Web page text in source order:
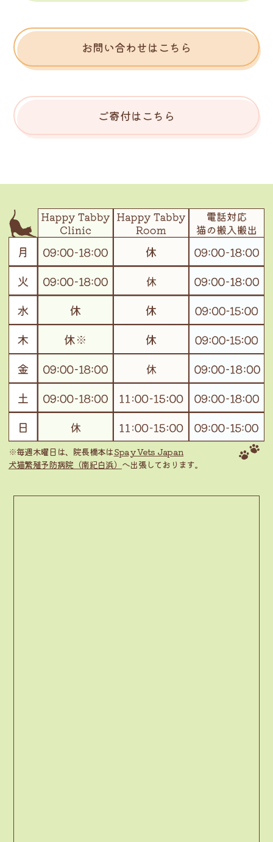
お問い合わせはこちら
ご寄付はこちら
※毎週木曜日は、院長橋本はSpay Vets Japan
犬猫繁殖予防病院（南紀白浜） へ出張しております。